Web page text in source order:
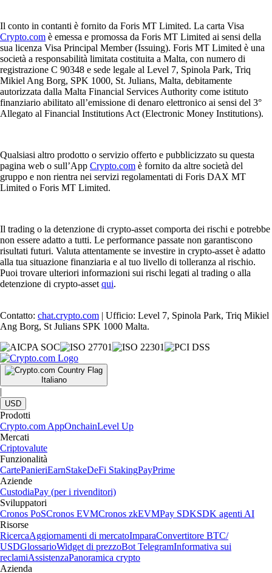
Il conto in contanti è fornito da Foris MT Limited. La carta Visa
Crypto.com è emessa e promossa da Foris MT Limited ai sensi della
sua licenza Visa Principal Member (Issuing). Foris MT Limited è una
società a responsabilità limitata costituita a Malta, con numero di
registrazione C 90348 e sede legale al Level 7, Spinola Park, Triq
Mikiel Ang Borg, SPK 1000, St. Julians, Malta, debitamente
autorizzata dalla Malta Financial Services Authority come istituto
finanziario abilitato all’emissione di denaro elettronico ai sensi del 3°
Allegato al Financial Institutions Act (Electronic Money Institutions).
Qualsiasi altro prodotto o servizio offerto e pubblicizzato su questa
pagina web o sull’App Crypto.com è fornito da altre società del
gruppo e non rientra nei servizi regolamentati di Foris DAX MT
Limited o Foris MT Limited.
Il trading o la detenzione di crypto-asset comporta dei rischi e potrebbe
non essere adatto a tutti. Le performance passate non garantiscono
risultati futuri. Valuta attentamente se investire in crypto-asset è adatto
alla tua situazione finanziaria e al tuo livello di tolleranza al rischio.
Puoi trovare ulteriori informazioni sui rischi legati al trading o alla
detenzione di crypto-asset qui.
Contatto: chat.crypto.com | Ufficio: Level 7, Spinola Park, Triq Mikiel
Ang Borg, St Julians SPK 1000 Malta.
Italiano
|
USD
Prodotti
Crypto.com AppOnchainLevel Up
Mercati
Criptovalute
Funzionalità
CartePanieriEarnStakeDeFi StakingPayPrime
Aziende
CustodiaPay (per i rivenditori)
Sviluppatori
Cronos PoSCronos EVMCronos zkEVMPay SDKSDK agenti AI
Risorse
RicercaAggiornamenti di mercatoImparaConvertitore BTC/
USDGlossarioWidget di prezzoBot TelegramInformativa sui
reclamiAssistenzaPanoramica crypto
Azienda